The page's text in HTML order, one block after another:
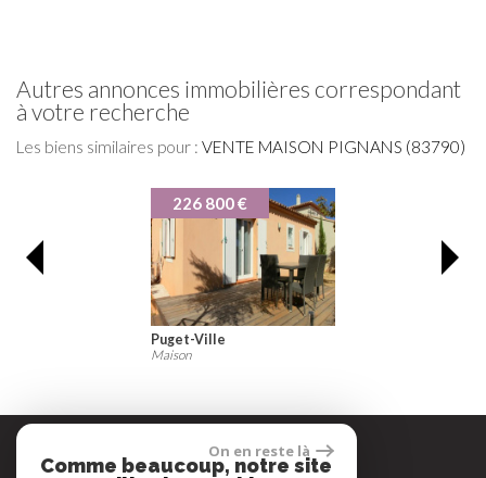
autres annonces immobilières correspondant
à votre recherche
Les biens similaires pour : VENTE MAISON PIGNANS (83790)
226 800 €
Puget-Ville
Maison
Espace propriétaire
On en reste là
Comme beaucoup, notre site